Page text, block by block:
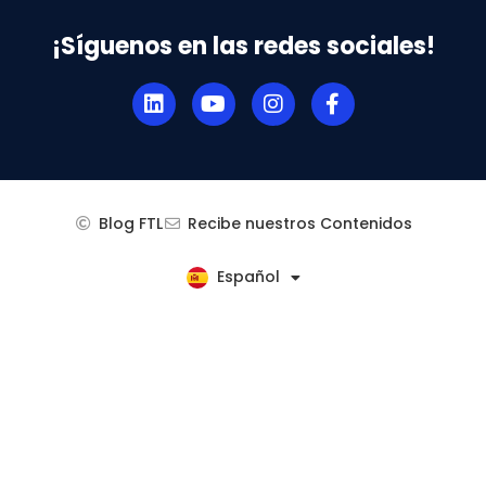
¡Síguenos en las redes sociales!
Blog FTL Recibe nuestros Contenidos
Español
English